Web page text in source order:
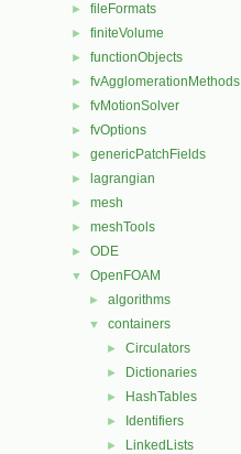
► fileFormats
► finiteVolume
► functionObjects
► fvAgglomerationMethods
► fvMotionSolver
► fvOptions
► genericPatchFields
► lagrangian
► mesh
► meshTools
► ODE
▼ OpenFOAM
► algorithms
▼ containers
► Circulators
► Dictionaries
► HashTables
► Identifiers
► LinkedLists